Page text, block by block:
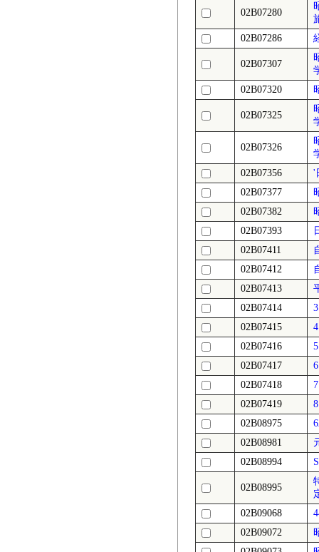
02B07280
02B07286
02B07307
02B07320
02B07325
02B07326
02B07356
'
02B07377
02B07382
02B07393
02B07411
02B07412
02B07413
02B07414
02B07415
02B07416
02B07417
02B07418
02B07419
02B08975
02B08981
02B08994
02B08995
02B09068
02B09072